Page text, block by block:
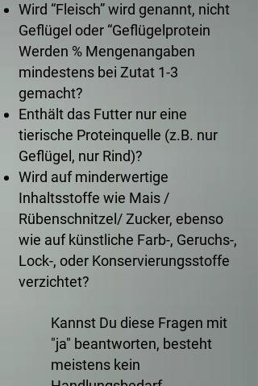
Wird “Fleisch” wird genannt, nicht
Geflügel oder “Geflügelprotein
Werden % Mengenangaben
mindestens bei Zutat 1-3
gemacht?
Enthält das Futter nur eine
tierische Proteinquelle (z.B. nur
Geflügel, nur Rind)?
Wird auf minderwertige
Inhaltsstoffe wie Mais /
Rübenschnitzel/ Zucker, ebenso
wie auf künstliche Farb-, Geruchs-,
Lock-, oder Konservierungsstoffe
verzichtet?
Kannst Du diese Fragen mit
"ja" beantworten, besteht
meistens kein